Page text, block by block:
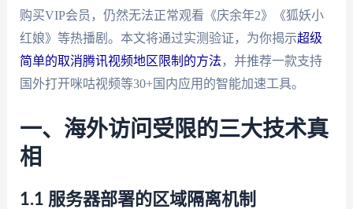
购买VIP会员，仍然无法正常观看《庆余年2》《狐妖小
红娘》等热播剧。本文将通过实测验证，为你揭示超级
简单的取消腾讯视频地区限制的方法 ，并推荐一款支持
国外打开咪咕视频等30+国内应用的智能加速工具。
一、海外访问受限的三大技术真
相
1.1 服务器部署的区域隔离机制